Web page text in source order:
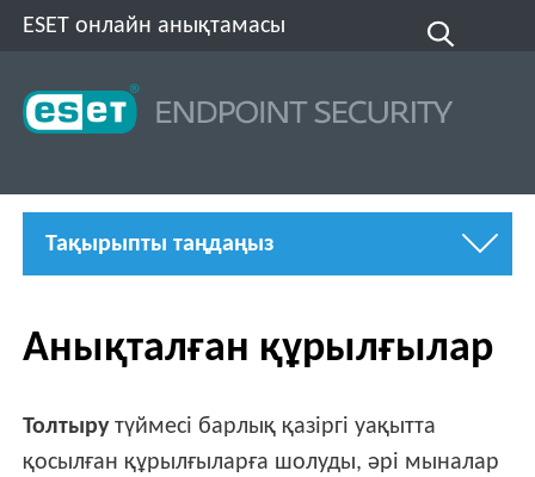
ESET онлайн анықтамасы
Тақырыпты таңдаңыз
Анықталған құрылғылар
Толтырутүймесі барлық қазіргі уақытта
қосылған құрылғыларға шолуды, әрі мыналар